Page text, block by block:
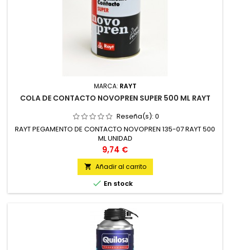
MARCA: RAYT
COLA DE CONTACTO NOVOPREN SUPER 500 ML RAYT
Reseña(s): 0
RAYT PEGAMENTO DE CONTACTO NOVOPREN 135-07 RAYT 500
ML UNIDAD
Precio
9,74 €
 Añadir al carrito
 En stock